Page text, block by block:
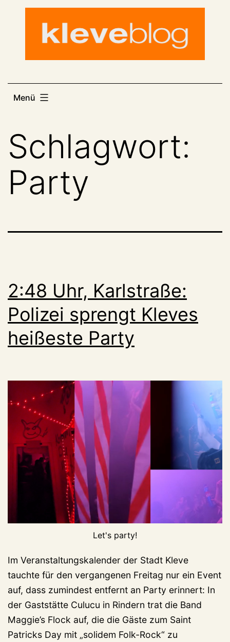
Menü
Schlagwort:
Party
2:48 Uhr, Karlstraße:
Polizei sprengt Kleves
heißeste Party
Let's party!
Im Veranstaltungskalender der Stadt Kleve
tauchte für den vergangenen Freitag nur ein Event
auf, dass zumindest entfernt an Party erinnert: In
der Gaststätte Culucu in Rindern trat die Band
Maggie’s Flock auf, die die Gäste zum Saint
Patricks Day mit „solidem Folk-Rock“ zu